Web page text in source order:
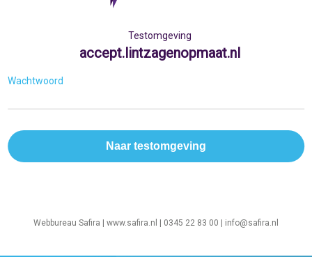
Testomgeving
accept.lintzagenopmaat.nl
Wachtwoord
Webbureau Safira | www.safira.nl | 0345 22 83 00 | info@safira.nl